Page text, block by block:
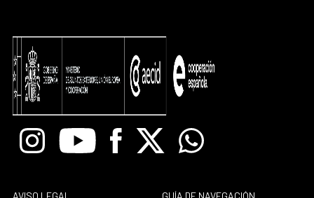
InstagramYoutube Facebook
X Whatsapp